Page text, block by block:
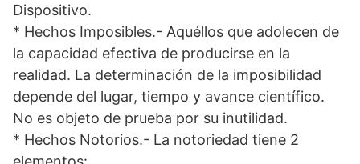
Dispositivo.
* Hechos Imposibles.- Aquéllos que adolecen de
la capacidad efectiva de producirse en la
realidad. La determinación de la imposibilidad
depende del lugar, tiempo y avance científico.
No es objeto de prueba por su inutilidad.
* Hechos Notorios.- La notoriedad tiene 2